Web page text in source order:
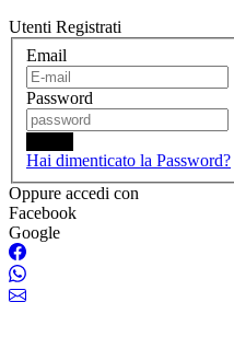
Utenti Registrati
Email
Password
Hai dimenticato la Password?
Oppure accedi con
Facebook
Google